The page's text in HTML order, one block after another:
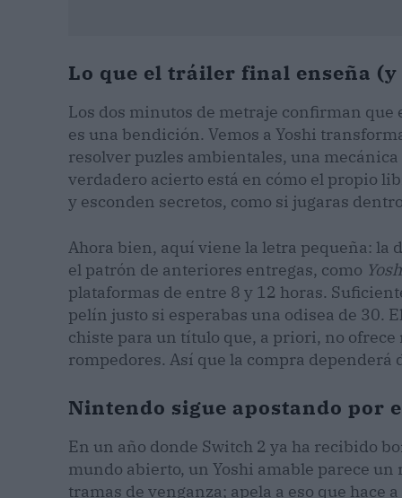
Lo que el tráiler final enseña (y
Los dos minutos de metraje confirman que
es una bendición. Vemos a Yoshi
resolver puzles ambientales, una mecánica
verdadero acierto está en cómo el propio
y esconden secretos, como si jugaras
Ahora bien, aquí viene la letra pequeña: la
el patrón de anteriores entregas, como
plataformas de entre 8 y 12 horas.
pelín justo si esperabas una odisea de 30.
chiste para un título que, a priori, no
rompedores. Así que la compra
Nintendo sigue apostando por
En un año donde Switch 2 ya ha recibido
mundo abierto, un Yoshi amable parece
tramas de venganza; apela a eso que